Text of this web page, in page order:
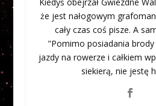
że jest nałogowym
cały czas coś pisze. A
"Pomimo posiadania
jazdy na rowerze i całkiem
siekierą, nie jestę